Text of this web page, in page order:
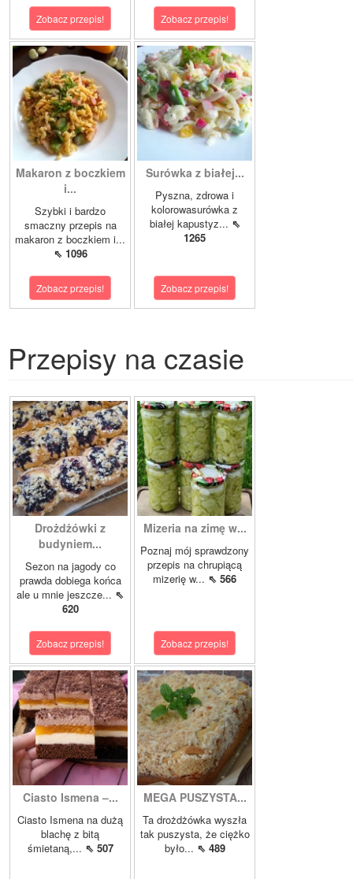
Zobacz przepis! Zobacz przepis!
Makaron z boczkiem
i...
Szybki i bardzo
smaczny przepis na
makaron z boczkiem i...
⇖ 1096
Zobacz przepis!
Surówka z białej...
Pyszna, zdrowa i
kolorowasurówka z
białej kapustyz... ⇖
1265
Zobacz przepis!
Przepisy na czasie
Drożdżówki z
budyniem...
Sezon na jagody co
prawda dobiega końca
ale u mnie jeszcze... ⇖
620
Zobacz przepis!
Mizeria na zimę w...
Poznaj mój sprawdzony
przepis na chrupiącą
mizerię w... ⇖ 566
Zobacz przepis!
Ciasto Ismena –...
Ciasto Ismena na dużą
blachę z bitą
śmietaną,... ⇖ 507
MEGA PUSZYSTA...
Ta drożdżówka wyszła
tak puszysta, że ciężko
było... ⇖ 489